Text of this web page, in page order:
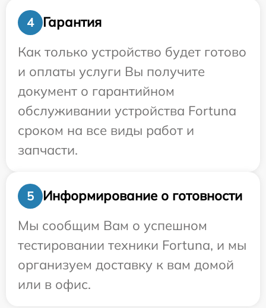
4
Гарантия
Как только устройство будет готово
и оплаты услуги Вы получите
документ о гарантийном
обслуживании устройства Fortuna
сроком на все виды работ и
запчасти.
5
Информирование о готовности
Мы сообщим Вам о успешном
тестировании техники Fortuna, и мы
организуем доставку к вам домой
или в офис.